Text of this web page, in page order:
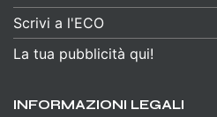
Scrivi a l'ECO
La tua pubblicità qui!
INFORMAZIONI LEGALI